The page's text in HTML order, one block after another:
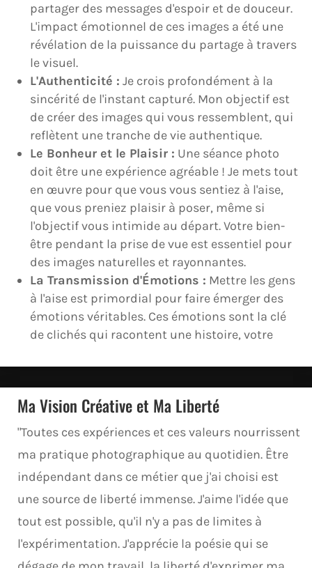
partager des messages d'espoir et de douceur.
L'impact émotionnel de ces images a été une
révélation de la puissance du partage à travers
le visuel.
L'Authenticité : Je crois profondément à la
sincérité de l'instant capturé. Mon objectif est
de créer des images qui vous ressemblent, qui
reflètent une tranche de vie authentique.
Le Bonheur et le Plaisir : Une séance photo
doit être une expérience agréable ! Je mets tout
en œuvre pour que vous vous sentiez à l'aise,
que vous preniez plaisir à poser, même si
l'objectif vous intimide au départ. Votre bien-
être pendant la prise de vue est essentiel pour
des images naturelles et rayonnantes.
La Transmission d'Émotions : Mettre les gens
à l'aise est primordial pour faire émerger des
émotions véritables. Ces émotions sont la clé
de clichés qui racontent une histoire, votre
Ma Vision Créative et Ma Liberté
"Toutes ces expériences et ces valeurs nourrissent
ma pratique photographique au quotidien. Être
indépendant dans ce métier que j'ai choisi est
une source de liberté immense. J'aime l'idée que
tout est possible, qu'il n'y a pas de limites à
l'expérimentation. J'apprécie la poésie qui se